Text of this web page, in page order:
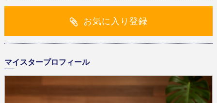
お気に入り登録
マイスタープロフィール